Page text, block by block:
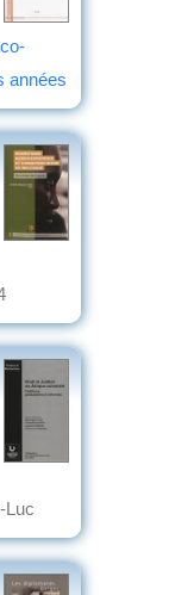
années
Luc